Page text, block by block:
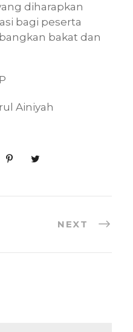
diharapkan
bagi peserta
bakat dan
Ainiyah
NEXT